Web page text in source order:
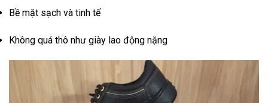
Bề mặt sạch và tinh tế
Không quá thô như giày lao động nặng